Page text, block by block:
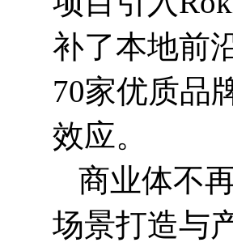
补了本地前
70家优质品
效应。
商业体不
场景打造与